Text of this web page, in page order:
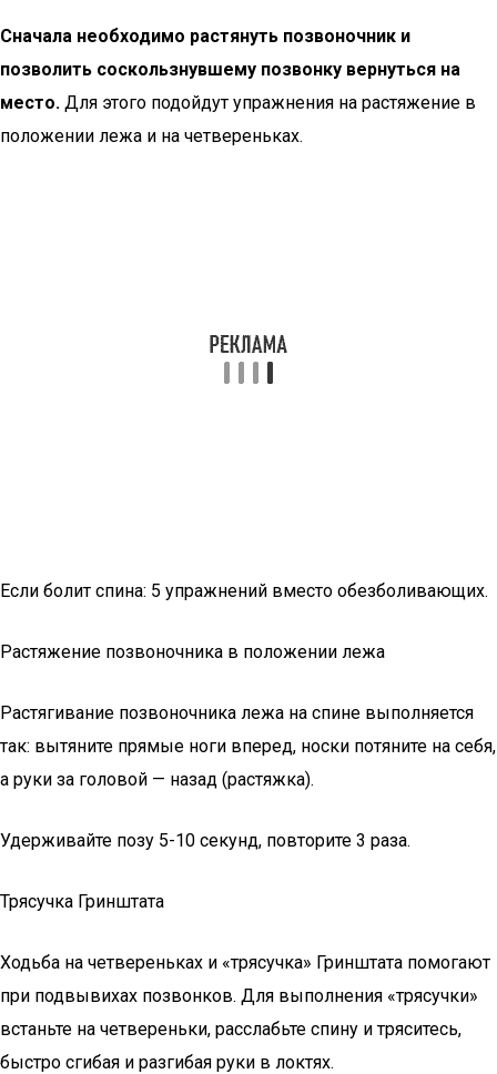
Сначала необходимо растянуть позвоночник и
позволить соскользнувшему позвонку вернуться на
место. Для этого подойдут упражнения на растяжение в
положении лежа и на четвереньках.
Если болит спина: 5 упражнений вместо обезболивающих.
Растяжение позвоночника в положении лежа
Растягивание позвоночника лежа на спине выполняется
так: вытяните прямые ноги вперед, носки потяните на себя,
а руки за головой — назад (растяжка).
Удерживайте позу 5-10 секунд, повторите 3 раза.
Трясучка Гринштата
Ходьба на четвереньках и «трясучка» Гринштата помогают
при подвывихах позвонков. Для выполнения «трясучки»
встаньте на четвереньки, расслабьте спину и тряситесь,
быстро сгибая и разгибая руки в локтях.